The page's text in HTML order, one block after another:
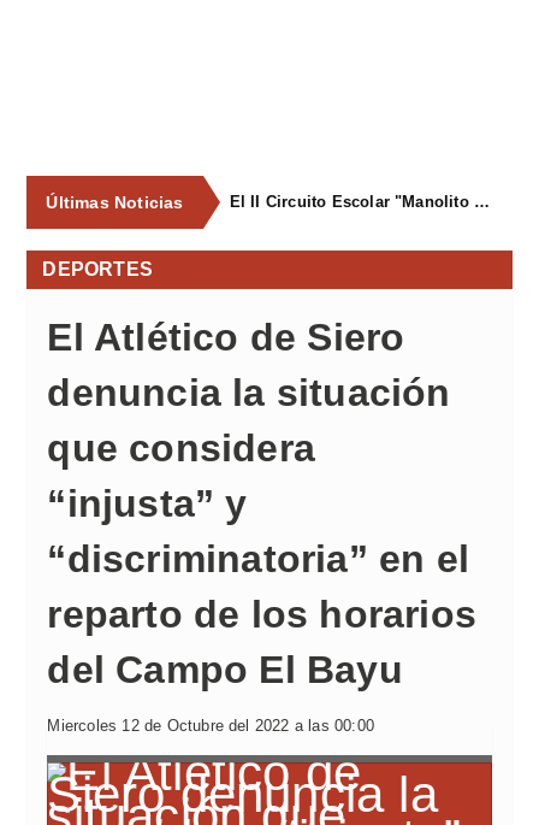
Últimas Noticias El II Circuito Escolar "Manolito el Pegu" volvió a reunir a las jóvenes promesas del ciclismo asturiano en El Carbayu
DEPORTES
El Atlético de Siero
denuncia la situación
que considera
“injusta” y
“discriminatoria” en el
reparto de los horarios
del Campo El Bayu
Miercoles 12 de Octubre del 2022 a las 00:00